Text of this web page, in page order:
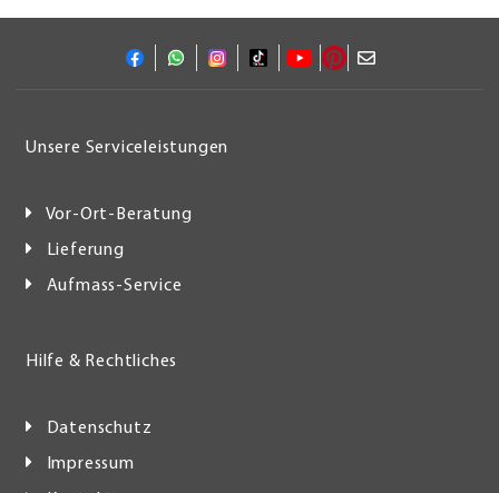
Unsere Serviceleistungen
Vor-Ort-Beratung
Lieferung
Aufmass-Service
Hilfe & Rechtliches
Datenschutz
Impressum